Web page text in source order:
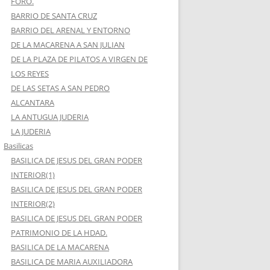
BARRIO DE SANTA CRUZ
BARRIO DEL ARENAL Y ENTORNO
DE LA MACARENA A SAN JULIAN
DE LA PLAZA DE PILATOS A VIRGEN DE
LOS REYES
DE LAS SETAS A SAN PEDRO
ALCANTARA
LA ANTUGUA JUDERIA
LA JUDERIA
Basilicas
BASILICA DE JESUS DEL GRAN PODER
INTERIOR(1)
BASILICA DE JESUS DEL GRAN PODER
INTERIOR(2)
BASILICA DE JESUS DEL GRAN PODER
PATRIMONIO DE LA HDAD.
BASILICA DE LA MACARENA
BASILICA DE MARIA AUXILIADORA